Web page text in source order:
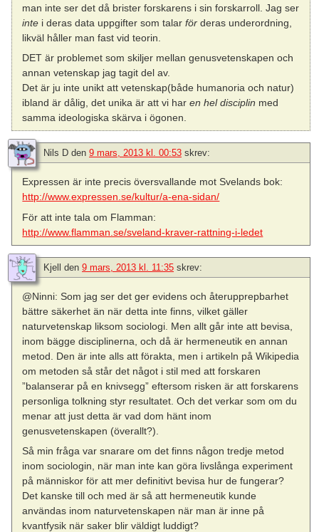
man inte ser det då brister forskarens i sin forskarroll. Jag ser
inte i deras data uppgifter som talarför deras underordning,
likväl håller man fast vid teorin.
DET är problemet som skiljer mellan genusvetenskapen och
annan vetenskap jag tagit del av.
Det är ju inte unikt att vetenskap(både humanoria och natur)
ibland är dålig, det unika är att vi haren hel disciplin med
samma ideologiska skärva i ögonen.
Nils D den 9 mars, 2013 kl. 00:53 skrev:
Expressen är inte precis översvallande mot Svelands bok:
http://www.expressen.se/kultur/a-ena-sidan/
För att inte tala om Flamman:
http://www.flamman.se/sveland-kraver-rattning-i-ledet
Kjell den 9 mars, 2013 kl. 11:35 skrev:
@Ninni: Som jag ser det ger evidens och återupprepbarhet
bättre säkerhet än när detta inte finns, vilket gäller
naturvetenskap liksom sociologi. Men allt går inte att bevisa,
inom bägge disciplinerna, och då är hermeneutik en annan
metod. Den är inte alls att förakta, men i artikeln på Wikipedia
om metoden så står det något i stil med att forskaren
”balanserar på en knivsegg” eftersom risken är att forskarens
personliga tolkning styr resultatet. Och det verkar som om du
menar att just detta är vad dom hänt inom
genusvetenskapen (överallt?).
Så min fråga var snarare om det finns någon tredje metod
inom sociologin, när man inte kan göra livslånga experiment
på människor för att mer definitivt bevisa hur de fungerar?
Det kanske till och med är så att hermeneutik kunde
användas inom naturvetenskapen när man är inne på
kvantfysik när saker blir väldigt luddigt?